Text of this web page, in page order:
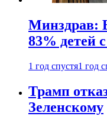
Минздрав:
83% детей
1 год спустя1 год
Трамп
Зеленскому